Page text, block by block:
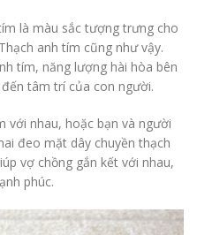
là màu sắc tượng trưng cho
anh tím cũng như vậy.
tím, năng lượng hài hòa bên
tâm trí của con người.
với nhau, hoặc bạn và người
đeo mặt dây chuyền thạch
vợ chồng gắn kết với nhau,
phúc.